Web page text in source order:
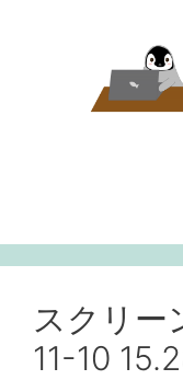
スクリー
11-10